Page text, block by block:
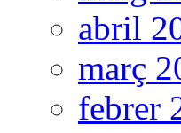
abril
març
febrer